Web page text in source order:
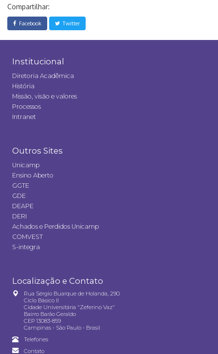
Compartilhar:
Facebook Twitter
Institucional
Diretoria Acadêmica
História
Missão, visão e valores
Processos
Intranet
Outros Sites
Unicamp
Ensino Aberto
GGTE
GDE
DEAPE
DERI
Achados e Perdidos Unicamp
COMVEST
S-integra
Localização e Contato
Rua Sérgio Buarque de Holanda, 290
Ciclo Básico II
Cidade Universitária "Zeferino Vaz"
Bairro Barão Geraldo
CEP 13083-859
Campinas - São Paulo - Brasil
Telefones
Contato